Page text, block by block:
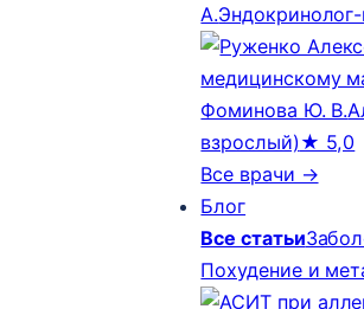
А.
медицинскому
Фоминова Ю. В.
взрослый) ★ 5,0
Все врачи →
Блог
Все статьи
Похудение и